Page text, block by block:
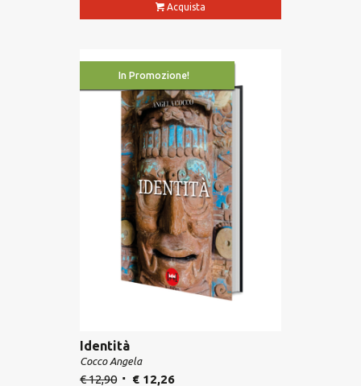
Acquista
In Promozione!
Identità
Cocco Angela
€12,90 €12,26